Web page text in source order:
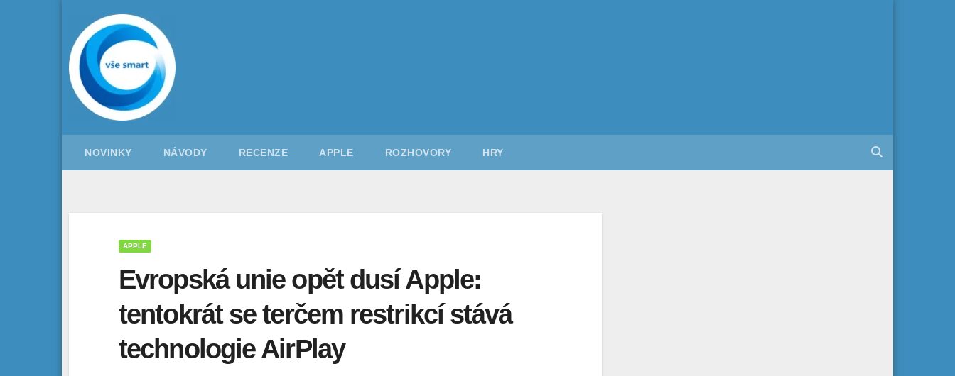
content
NOVINKY NÁVODY RECENZE APPLE ROZHOVORY HRY
APPLE
Evropská unie opět dusí Apple:
tentokrát se terčem restrikcí stává
technologie AirPlay